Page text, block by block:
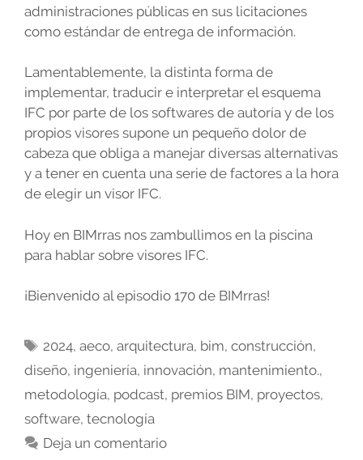
administraciones públicas en sus licitaciones
como estándar de entrega de información.
Lamentablemente, la distinta forma de
implementar, traducir e interpretar el esquema
IFC por parte de los softwares de autoría y de los
propios visores supone un pequeño dolor de
cabeza que obliga a manejar diversas alternativas
y a tener en cuenta una serie de factores a la hora
de elegir un visor IFC.
Hoy en BIMrras nos zambullimos en la piscina
para hablar sobre visores IFC.
¡Bienvenido al episodio 170 de BIMrras!
Etiquetas
2024,aeco,arquitectura, bim,construcción,
diseño, ingeniería, innovación, mantenimiento.,
metodología, podcast, premios BIM, proyectos,
software, tecnología
Deja un comentario